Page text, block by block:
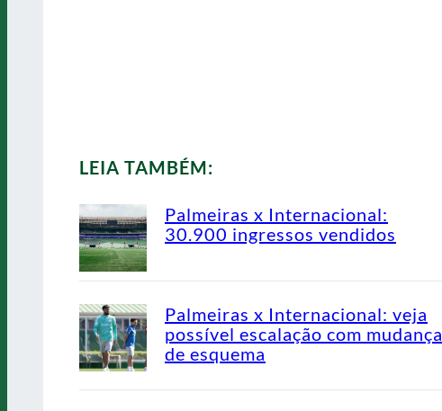
LEIA TAMBÉM:
Palmeiras x Internacional:
30.900 ingressos vendidos
Palmeiras x Internacional: veja
possível escalação com mudança
de esquema